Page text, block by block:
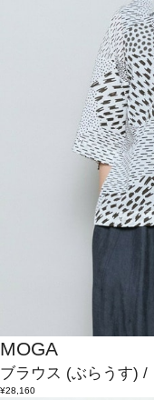
MOGA
ブラウス (ぶらうす) /
¥28,160